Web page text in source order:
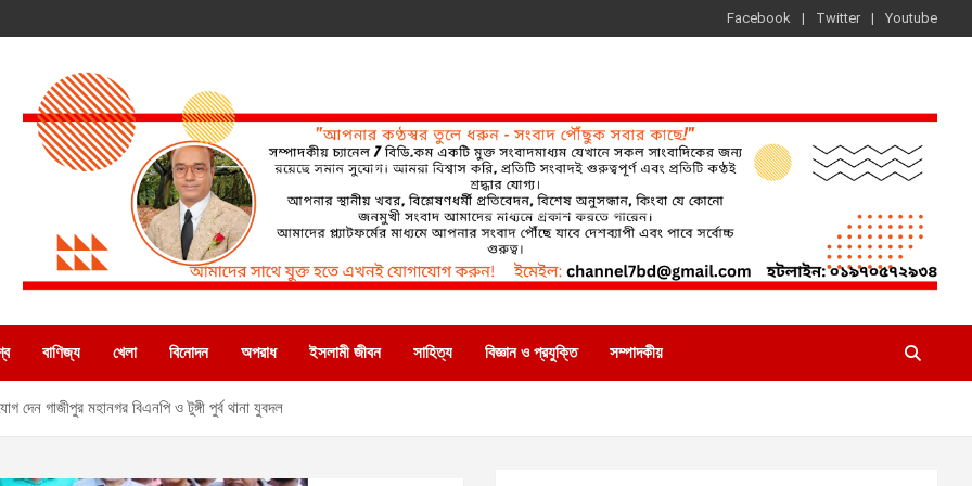
Facebook Twitter Youtube
বাণিজ্য খেলা বিনোদন অপরাধ ইসলামী জীবন সাহিত্য বিজ্ঞান ও প্রযুক্তি সম্পাদকীয়
দেন গাজীপুর মহানগর বিএনপি ও টুঙ্গী পুর্ব থানা যুবদল